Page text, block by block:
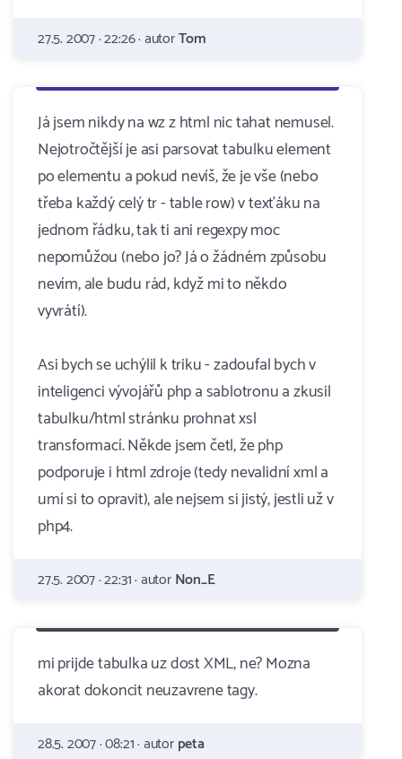
27.5. 2007 · 22:26 · autorTom
Já jsem nikdy na wz z html nic tahat nemusel.
Nejotročtější je asi parsovat tabulku element
po elementu a pokud nevíš, že je vše (nebo
třeba každý celý tr - table row) v texťáku na
jednom řádku, tak ti ani regexpy moc
nepomůžou (nebo jo? Já o žádném způsobu
nevím, ale budu rád, když mi to někdo
vyvrátí).
Asi bych se uchýlil k triku - zadoufal bych v
inteligenci vývojářů php a sablotronu a zkusil
tabulku/html stránku prohnat xsl
transformací. Někde jsem četl, že php
podporuje i html zdroje (tedy nevalidní xml a
umí si to opravit), ale nejsem si jistý, jestli už v
php4.
27.5. 2007 · 22:31 · autorNon_E
mi prijde tabulka uz dost XML, ne? Mozna
akorat dokoncit neuzavrene tagy.
28.5. 2007 · 08:21 · autorpeta